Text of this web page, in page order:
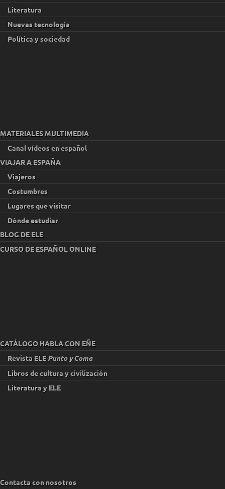
Literatura
Nuevas tecnología
Política y sociedad
MATERIALES MULTIMEDIA
Canal vídeos en español
VIAJAR A ESPAÑA
Viajeros
Costumbres
Lugares que visitar
Dónde estudiar
BLOG DE ELE
CURSO DE ESPAÑOL ONLINE
CATÁLOGO HABLA CON EÑE
Revista ELEPunto y Coma
Libros de cultura y civilización
Literatura y ELE
Contacta con nosotros